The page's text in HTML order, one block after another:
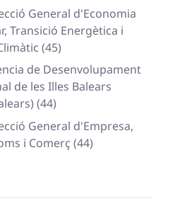
General d'Economia
Transició Energètica i
(45)
de Desenvolupament
de les Illes Balears
(44)
General d'Empresa,
i Comerç (44)